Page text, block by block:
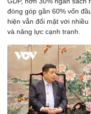
đóng góp gần 60% vốn
hiện vẫn đối mặt với
và năng lực cạnh tranh.